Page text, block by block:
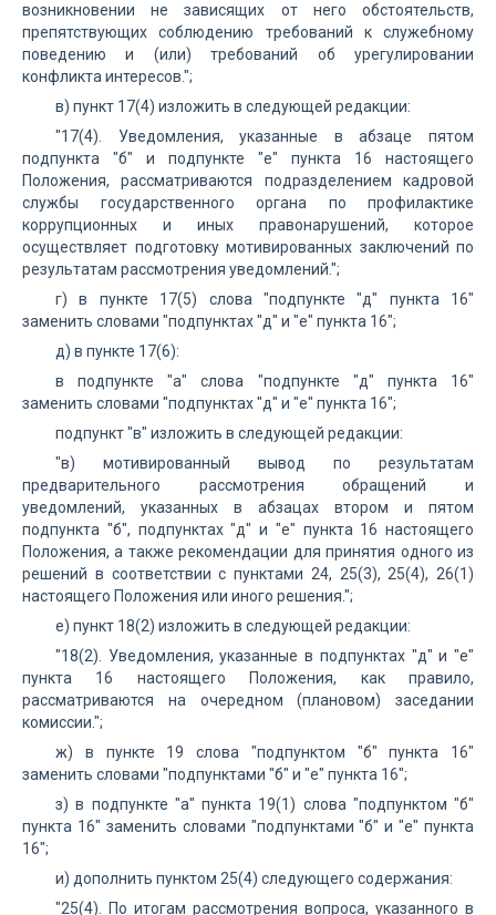
возникновении не зависящих от него обстоятельств,
препятствующих соблюдению требований к служебному
поведению и (или) требований об урегулировании
конфликта интересов.";
в) пункт 17(4) изложить в следующей редакции:
"17(4). Уведомления, указанные в абзаце пятом
подпункта "б" и подпункте "е" пункта 16 настоящего
Положения, рассматриваются подразделением кадровой
службы государственного органа по профилактике
коррупционных и иных правонарушений, которое
осуществляет подготовку мотивированных заключений по
результатам рассмотрения уведомлений.";
г) в пункте 17(5) слова "подпункте "д" пункта 16"
заменить словами "подпунктах "д" и "е" пункта 16";
д) в пункте 17(6):
в подпункте "а" слова "подпункте "д" пункта 16"
заменить словами "подпунктах "д" и "е" пункта 16";
подпункт "в" изложить в следующей редакции:
"в) мотивированный вывод по результатам
предварительного рассмотрения обращений и
уведомлений, указанных в абзацах втором и пятом
подпункта "б", подпунктах "д" и "е" пункта 16 настоящего
Положения, а также рекомендации для принятия одного из
решений в соответствии с пунктами 24, 25(3), 25(4), 26(1)
настоящего Положения или иного решения.";
е) пункт 18(2) изложить в следующей редакции:
"18(2). Уведомления, указанные в подпунктах "д" и "е"
пункта 16 настоящего Положения, как правило,
рассматриваются на очередном (плановом) заседании
комиссии.";
ж) в пункте 19 слова "подпунктом "б" пункта 16"
заменить словами "подпунктами "б" и "е" пункта 16";
з) в подпункте "а" пункта 19(1) слова "подпунктом "б"
пункта 16" заменить словами "подпунктами "б" и "е" пункта
16";
и) дополнить пунктом 25(4) следующего содержания:
"25(4). По итогам рассмотрения вопроса, указанного в